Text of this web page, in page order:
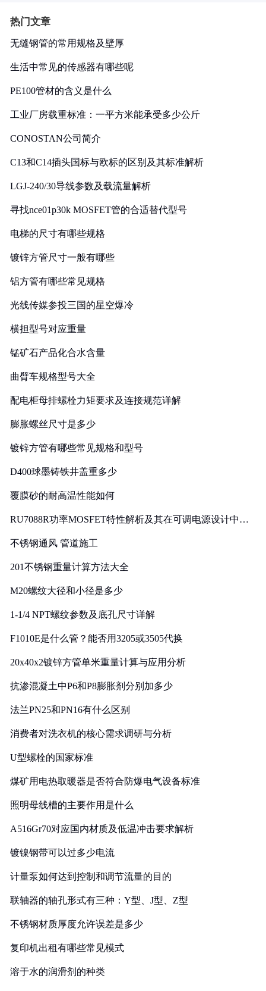
热门文章
无缝钢管的常用规格及壁厚
生活中常见的传感器有哪些呢
PE100管材的含义是什么
工业厂房载重标准：一平方米能承受多少公斤
CONOSTAN公司简介
C13和C14插头国标与欧标的区别及其标准解析
LGJ-240/30导线参数及载流量解析
寻找nce01p30k MOSFET管的合适替代型号
电梯的尺寸有哪些规格
镀锌方管尺寸一般有哪些
铝方管有哪些常见规格
光线传媒参投三国的星空爆冷
横担型号对应重量
锰矿石产品化合水含量
曲臂车规格型号大全
配电柜母排螺栓力矩要求及连接规范详解
膨胀螺丝尺寸是多少
镀锌方管有哪些常见规格和型号
D400球墨铸铁井盖重多少
覆膜砂的耐高温性能如何
RU7088R功率MOSFET特性解析及其在可调电源设计中的
不锈钢通风 管道施工
201不锈钢重量计算方法大全
M20螺纹大径和小径是多少
1-1/4 NPT螺纹参数及底孔尺寸详解
F1010E是什么管？能否用3205或3505代换
20x40x2镀锌方管单米重量计算与应用分析
抗渗混凝土中P6和P8膨胀剂分别加多少
法兰PN25和PN16有什么区别
消费者对洗衣机的核心需求调研与分析
U型螺栓的国家标准
煤矿用电热取暖器是否符合防爆电气设备标准
照明母线槽的主要作用是什么
A516Gr70对应国内材质及低温冲击要求解析
镀镍钢带可以过多少电流
计量泵如何达到控制和调节流量的目的
联轴器的轴孔形式有三种：Y型、J型、Z型
不锈钢材质厚度允许误差是多少
复印机出租有哪些常见模式
溶于水的润滑剂的种类